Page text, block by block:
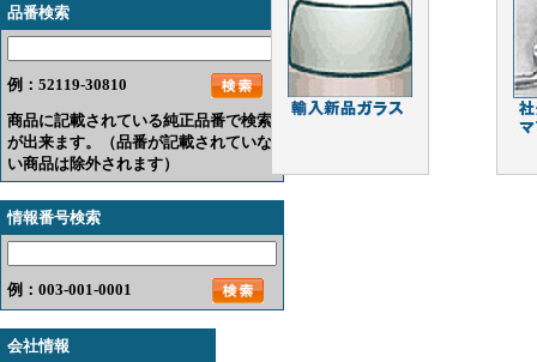
品番検索
例：52119-30810
商品に記載されている純正品番で検索
が出来ます。（品番が記載されていな
い商品は除外されます）
情報番号検索
例：003-001-0001
会社情報